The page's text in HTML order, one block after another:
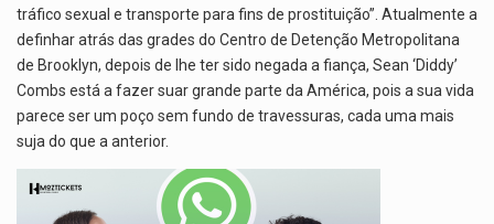
tráfico sexual e transporte para fins de prostituição”. Atualmente a
definhar atrás das grades do Centro de Detenção Metropolitana
de Brooklyn, depois de lhe ter sido negada a fiança, Sean ‘Diddy’
Combs está a fazer suar grande parte da América, pois a sua vida
parece ser um poço sem fundo de travessuras, cada uma mais
suja do que a anterior.